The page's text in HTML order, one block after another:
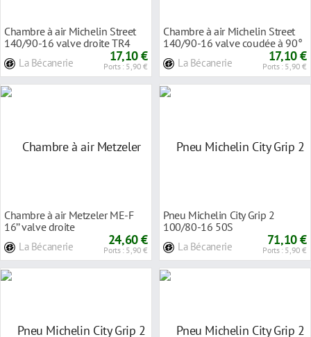
Chambre à air Michelin Street
140/90-16 valve droite TR4
La Bécanerie 17,10 €
Ports : 5,90 €
Chambre à air Michelin Street
140/90-16 valve coudée à 90°
La Bécanerie 17,10 €
Ports : 5,90 €
Chambre à air Metzeler ME-F
16’’ valve droite
La Bécanerie 24,60 €
Ports : 5,90 €
Pneu Michelin City Grip 2
100/80-16 50S
La Bécanerie 71,10 €
Ports : 5,90 €